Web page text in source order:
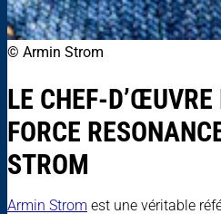
© Armin Strom
LE CHEF-D’ŒUVRE
FORCE
STROM
Armin Strom est une véritable